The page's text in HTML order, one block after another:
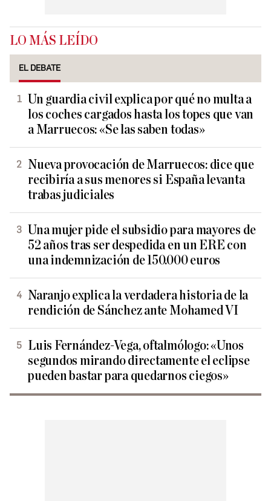
LO MÁS LEÍDO
EL DEBATE
Un guardia civil explica por qué no multa a
los coches cargados hasta los topes que van
a Marruecos: «Se las saben todas»
Nueva provocación de Marruecos: dice que
recibiría a sus menores si España levanta
trabas judiciales
Una mujer pide el subsidio para mayores de
52 años tras ser despedida en un ERE con
una indemnización de 150.000 euros
Naranjo explica la verdadera historia de la
rendición de Sánchez ante Mohamed VI
Luis Fernández-Vega, oftalmólogo: «Unos
segundos mirando directamente el eclipse
pueden bastar para quedarnos ciegos»